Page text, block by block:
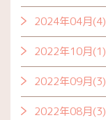
2024年04月(4)
2022年10月(1)
2022年09月(3)
2022年08月(3)